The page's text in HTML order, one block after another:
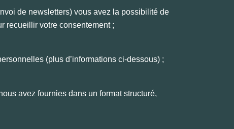
de newsletters) vous avez la possibilité de
recueillir votre consentement ;
(plus d’informations ci-dessous) ;
avez fournies dans un format structuré,